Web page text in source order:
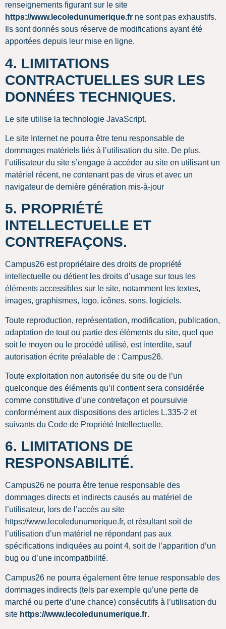
renseignements figurant sur le site
https://www.lecoledunumerique.fr ne sont pas exhaustifs.
Ils sont donnés sous réserve de modifications ayant été
apportées depuis leur mise en ligne.
4. LIMITATIONS
CONTRACTUELLES SUR LES
DONNÉES TECHNIQUES.
Le site utilise la technologie JavaScript.
Le site Internet ne pourra être tenu responsable de
dommages matériels liés à l’utilisation du site. De plus,
l’utilisateur du site s’engage à accéder au site en utilisant un
matériel récent, ne contenant pas de virus et avec un
navigateur de dernière génération mis-à-jour
5. PROPRIÉTÉ
INTELLECTUELLE ET
CONTREFAÇONS.
Campus26 est propriétaire des droits de propriété
intellectuelle ou détient les droits d’usage sur tous les
éléments accessibles sur le site, notamment les textes,
images, graphismes, logo, icônes, sons, logiciels.
Toute reproduction, représentation, modification, publication,
adaptation de tout ou partie des éléments du site, quel que
soit le moyen ou le procédé utilisé, est interdite, sauf
autorisation écrite préalable de : Campus26.
Toute exploitation non autorisée du site ou de l’un
quelconque des éléments qu’il contient sera considérée
comme constitutive d’une contrefaçon et poursuivie
conformément aux dispositions des articles L.335-2 et
suivants du Code de Propriété Intellectuelle.
6. LIMITATIONS DE
RESPONSABILITÉ.
Campus26 ne pourra être tenue responsable des
dommages directs et indirects causés au matériel de
l’utilisateur, lors de l’accès au site
https://www.lecoledunumerique.fr, et résultant soit de
l’utilisation d’un matériel ne répondant pas aux
spécifications indiquées au point 4, soit de l’apparition d’un
bug ou d’une incompatibilité.
Campus26 ne pourra également être tenue responsable des
dommages indirects (tels par exemple qu’une perte de
marché ou perte d’une chance) consécutifs à l’utilisation du
site https://www.lecoledunumerique.fr.